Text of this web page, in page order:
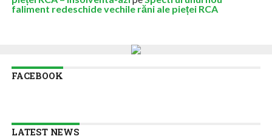
faliment redeschide vechile răni ale pieței RCA
FACEBOOK
LATEST NEWS